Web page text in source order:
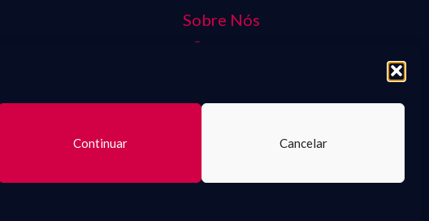
Continuar Cancelar
Sobre Nós
Contato
Política de Privacidade